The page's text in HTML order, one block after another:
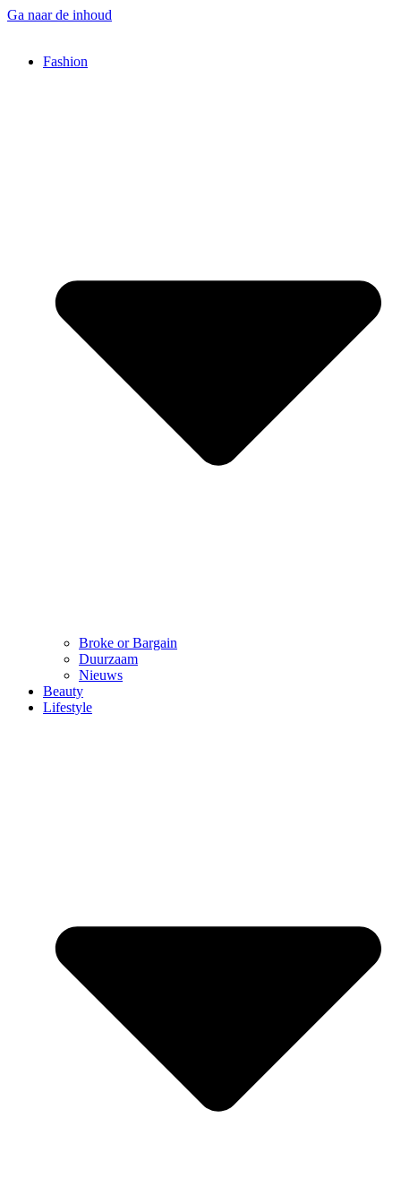
Ga naar de inhoud
Fashion
Broke or Bargain
Duurzaam
Nieuws
Beauty
Lifestyle